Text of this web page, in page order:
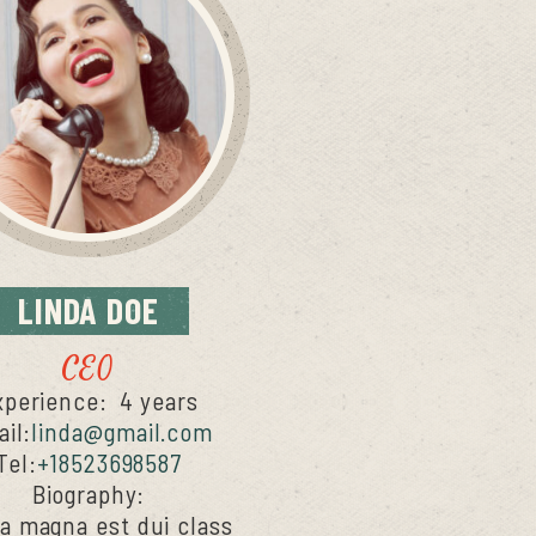
LINDA DOE
CEO
4 years
linda@gmail.com
+18523698587
Biography:
magna est dui class